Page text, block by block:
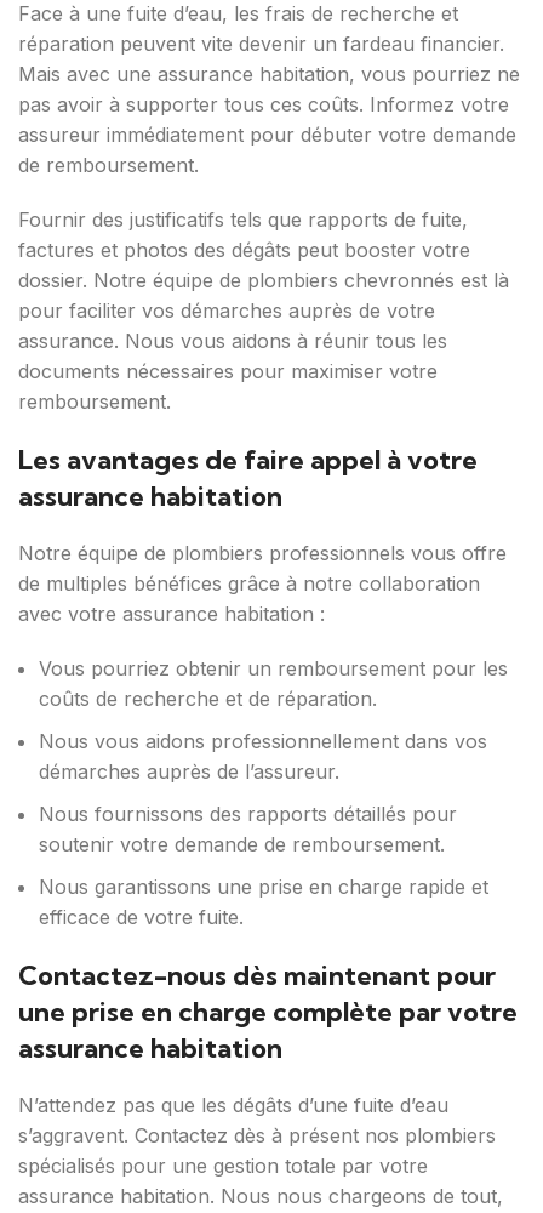
Face à une fuite d’eau, les frais de recherche et
réparation peuvent vite devenir un fardeau financier.
Mais avec une assurance habitation, vous pourriez ne
pas avoir à supporter tous ces coûts. Informez votre
assureur immédiatement pour débuter votre demande
de remboursement.
Fournir des justificatifs tels que rapports de fuite,
factures et photos des dégâts peut booster votre
dossier. Notre équipe de plombiers chevronnés est là
pour faciliter vos démarches auprès de votre
assurance. Nous vous aidons à réunir tous les
documents nécessaires pour maximiser votre
remboursement.
Les avantages de faire appel à votre
assurance habitation
Notre équipe de plombiers professionnels vous offre
de multiples bénéfices grâce à notre collaboration
avec votre assurance habitation :
Vous pourriez obtenir un remboursement pour les
coûts de recherche et de réparation.
Nous vous aidons professionnellement dans vos
démarches auprès de l’assureur.
Nous fournissons des rapports détaillés pour
soutenir votre demande de remboursement.
Nous garantissons une prise en charge rapide et
efficace de votre fuite.
Contactez-nous dès maintenant pour
une prise en charge complète par votre
assurance habitation
N’attendez pas que les dégâts d’une fuite d’eau
s’aggravent. Contactez dès à présent nos plombiers
spécialisés pour une gestion totale par votre
assurance habitation. Nous nous chargeons de tout,